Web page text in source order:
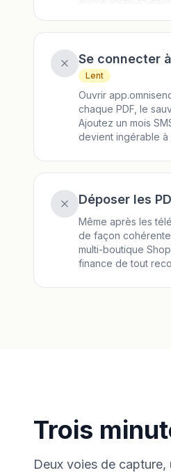
Se connecter
Lent
Ouvrir
chaque PDF, le
Ajoutez un mois
devient ingérable à
Déposer les
Même après les
de façon
multi-boutique
finance de tout
Trois
Deux voies de